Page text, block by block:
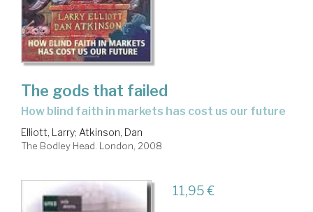
The gods that failed
how blind faith in markets has cost us our future
Elliott, Larry; Atkinson, Dan
The Bodley Head. London, 2008
11,95 €